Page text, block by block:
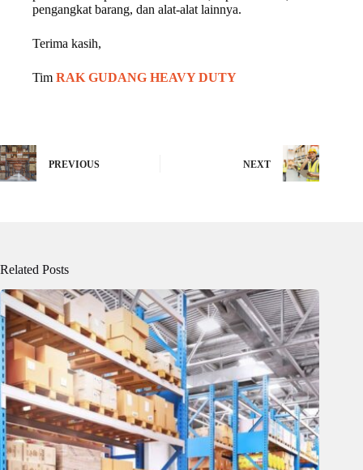
pengangkat barang, dan alat-alat lainnya.
Terima kasih,
Tim RAK GUDANG HEAVY DUTY
PREVIOUS NEXT
Related Posts